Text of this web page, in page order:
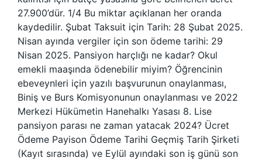
27.900’dür. 1/4 Bu miktar açıklanan her oranda
kaydedilir. Şubat Taksuit için Tarih: 28 Şubat 2025.
Nisan ayında vergiler için son ödeme tarihi: 29
Nisan 2025. Pansiyon harçlığı ne kadar? Okul
emekli maaşında ödenebilir miyim? Öğrencinin
ebeveynleri için yazılı başvurunun onaylanması,
Biniş ve Burs Komisyonunun onaylanması ve 2022
Merkezi Hükümetin Hanehalkı Yasası 8. Lise
pansiyon parası ne zaman yatacak 2024? Ücret
Ödeme Payison Ödeme Tarihi Geçmiş Tarih Şirketi
(Kayıt sırasında) ve Eylül ayındaki son iş günü son